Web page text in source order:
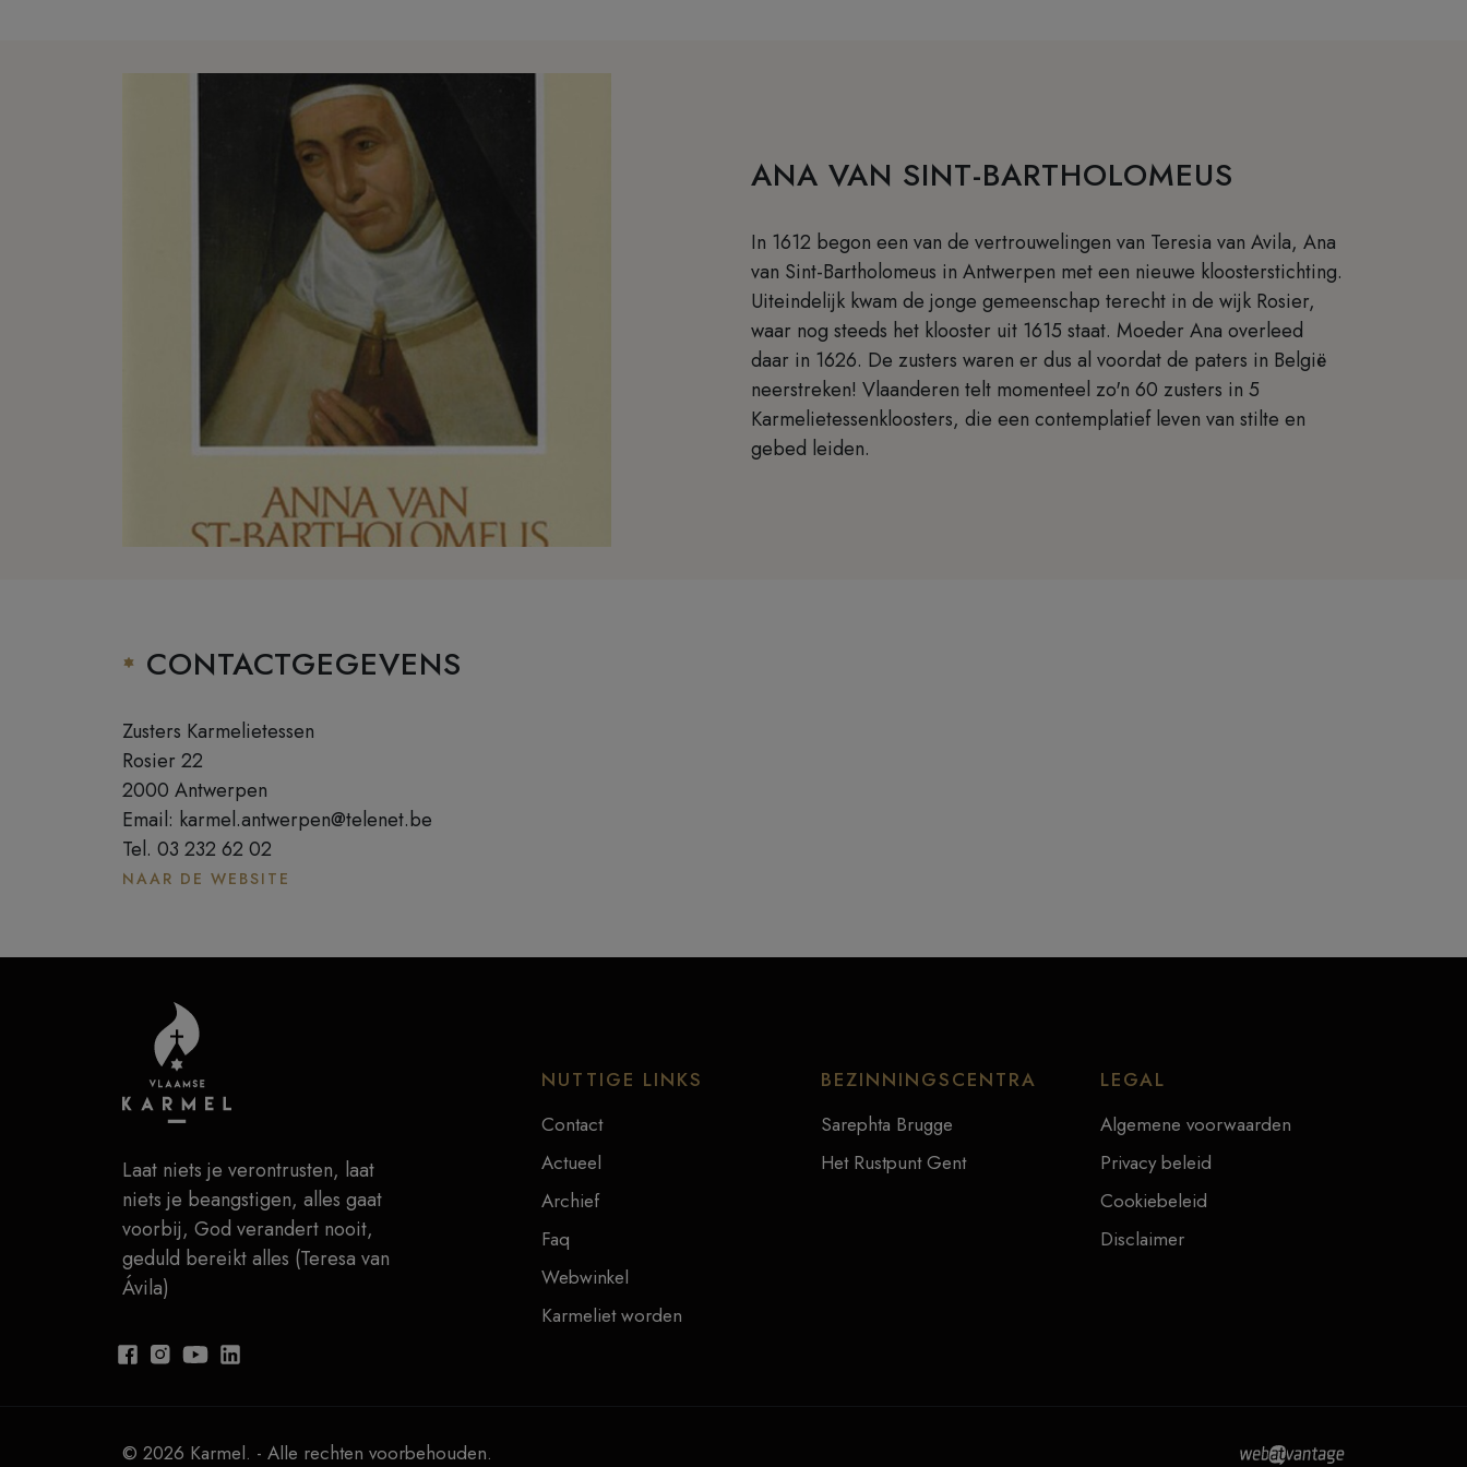
ANA VAN SINT-BARTHOLOMEUS
In 1612 begon een van de vertrouwelingen van Teresia van Avila, Ana
van Sint-Bartholomeus in Antwerpen met een nieuwe kloosterstichting.
Uiteindelijk kwam de jonge gemeenschap terecht in de wijk Rosier,
waar nog steeds het klooster uit 1615 staat. Moeder Ana overleed
daar in 1626. De zusters waren er dus al voordat de paters in België
neerstreken! Vlaanderen telt momenteel zo'n 60 zusters in 5
Karmelietessenkloosters, die een contemplatief leven van stilte en
gebed leiden.
CONTACTGEGEVENS
Zusters Karmelietessen
Rosier 22
2000 Antwerpen
Email: karmel.antwerpen@telenet.be
Tel. 03 232 62 02
NAAR DE WEBSITE
Laat niets je verontrusten, laat
niets je beangstigen, alles gaat
voorbij, God verandert nooit,
geduld bereikt alles (Teresa van
Ávila)
NUTTIGE LINKS
Contact
Actueel
Archief
Faq
Webwinkel
Karmeliet worden
BEZINNINGSCENTRA
Sarephta Brugge
Het Rustpunt Gent
LEGAL
Algemene voorwaarden
Privacy beleid
Cookiebeleid
Disclaimer
© 2026 Karmel. - Alle rechten voorbehouden.